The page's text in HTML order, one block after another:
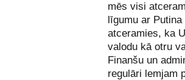
mēs visi
līgumu ar
atceramies, ka
valodu kā otru
Finanšu un
regulāri lemjam